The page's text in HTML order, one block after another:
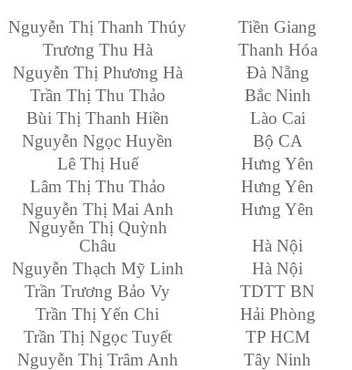
Nguyễn Thị Thanh Thúy Tiền Giang
Trương Thu Hà Thanh Hóa
Nguyễn Thị Phương Hà Đà Nẵng
Trần Thị Thu Thảo Bắc Ninh
Bùi Thị Thanh Hiền Lào Cai
Nguyễn Ngọc Huyền Bộ CA
Lê Thị Huế Hưng Yên
Lâm Thị Thu Thảo Hưng Yên
Nguyễn Thị Mai Anh Hưng Yên
Nguyễn Thị Quỳnh
Châu
Hà Nội
Nguyễn Thạch Mỹ Linh Hà Nội
Trần Trương Bảo Vy TDTT BN
Trần Thị Yến Chi Hải Phòng
Trần Thị Ngọc Tuyết TP HCM
Nguyễn Thị Trâm Anh Tây Ninh